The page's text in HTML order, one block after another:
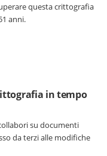
questa crittografia
anni.
in tempo
su documenti
da terzi alle modifiche